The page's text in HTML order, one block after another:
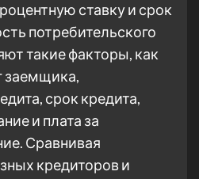
ставку и срок
потребительского
такие факторы, как
заемщика,
срок кредита,
и плата за
Сравнивая
кредиторов и